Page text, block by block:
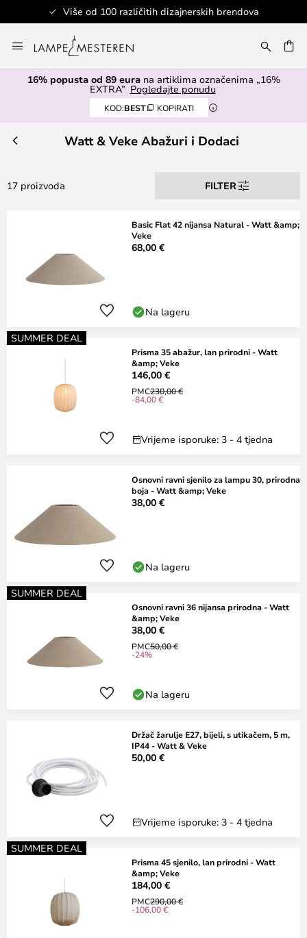
Više od 100 različitih dizajnerskih brendova
to
Content
16% popusta od 89 eurana artiklima označenima „16%
EXTRA” Pogledajte ponudu
KOD:BEST KOPIRATI
Watt & Veke Abažuri i Dodaci
17 proizvoda FILTER
Basic Flat 42 nijansa Natural - Watt &amp;
Veke
68,00 €
Na lageru
SUMMER DEAL
Prisma 35 abažur, lan prirodni - Watt
&amp; Veke
146,00 €
PMC230,00 €
-84,00 €
Vrijeme isporuke: 3 - 4 tjedna
Osnovni ravni sjenilo za lampu 30, prirodna
boja - Watt &amp; Veke
38,00 €
Na lageru
SUMMER DEAL
Osnovni ravni 36 nijansa prirodna - Watt
&amp; Veke
38,00 €
PMC50,00 €
-24%
Na lageru
Držač žarulje E27, bijeli, s utikačem, 5 m,
IP44 - Watt & Veke
50,00 €
Vrijeme isporuke: 3 - 4 tjedna
SUMMER DEAL
Prisma 45 sjenilo, lan prirodni - Watt
&amp; Veke
184,00 €
PMC290,00 €
-106,00 €